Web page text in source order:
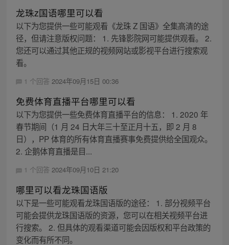
龙珠z国语哪里可以看
以下为您提供一些可能观看《龙珠 Z 国语》全集高清的途
径，但请注意版权问题： 1. 先锋影院网可能提供观看。 2.
您还可以通过其他正规的视频网站或影视平台进行搜索观
看。
1 个回答 2024年09月15日 00:36
免费体育直播平台哪里可以看
以下为您提供一些免费体育直播平台的信息： 1. 2020 年
春节期间（1 月 24 日大年三十至正月十五，即 2 月 8
日），PP 体育的所有体育直播赛事免费提供给全国观众。
2. 企鹅体育直播是目...
1 个回答 2024年09月10日 21:20
哪里可以看龙珠国语版
以下是一些可能观看龙珠国语版的途径： 1. 部分视频平台
可能会提供龙珠国语版的资源，您可以在相关视频平台进
行搜索。 2. 但具体的观看渠道可能会因版权和平台政策的
变化而有所不同。